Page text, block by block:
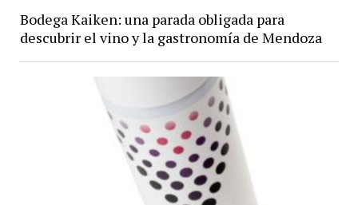
Bodega Kaiken: una parada obligada para
descubrir el vino y la gastronomía de Mendoza